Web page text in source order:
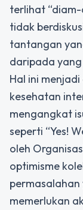
terlihat
tidak
tantangan
daripada
Hal ini
kesehatan
mengangkat
seperti “Yes!
oleh
optimisme
memerlukan